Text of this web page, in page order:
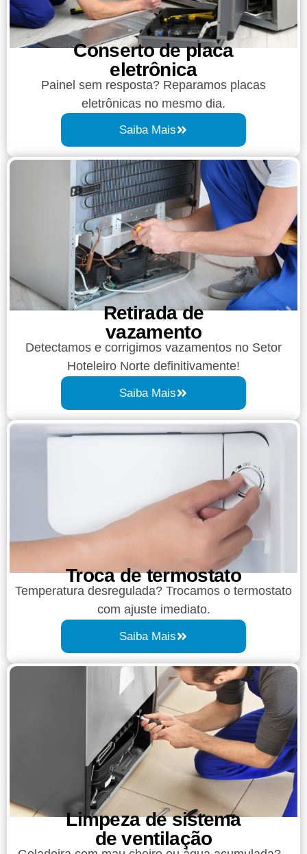
Conserto de placa
eletrônica
Painel sem resposta? Reparamos placas
eletrônicas no mesmo dia.
Saiba Mais
Retirada de
vazamento​​
Detectamos e corrigimos vazamentos no Setor
Hoteleiro Norte definitivamente!
Saiba Mais
Troca de termostato
Temperatura desregulada? Trocamos o termostato
com ajuste imediato.
Saiba Mais
Limpeza de sistema
de ventilação